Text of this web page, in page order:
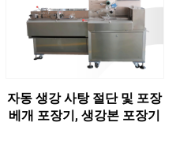
자동 생강 사탕 절단 및 포장
베개 포장기, 생강본 포장기